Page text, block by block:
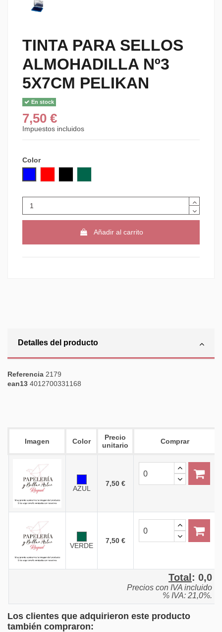
TINTA PARA SELLOS
ALMOHADILLA Nº3
5X7CM PELIKAN
En stock
7,50 €
Impuestos incluidos
Color
Añadir al carrito
Detalles del producto
Referencia 2179
ean13 4012700331168
Imagen Color
Precio
unitario
Comprar
AZUL
7,50 €
VERDE
7,50 €
Total : 0,0
Precios con IVA incluido
% IVA: 21,0%.
Los clientes que adquirieron este producto
también compraron: